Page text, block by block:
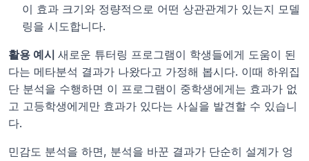
이 효과 크기와 정량적으로 어떤 상관관계가 있는지 모델
링을 시도합니다.
활용 예시 새로운 튜터링 프로그램이 학생들에게 도움이 된
다는 메타분석 결과가 나왔다고 가정해 봅시다. 이때 하위집
단 분석을 수행하면 이 프로그램이 중학생에게는 효과가 없
고 고등학생에게만 효과가 있다는 사실을 발견할 수 있습니
다.
민감도 분석을 하면, 분석을 바꾼 결과가 단순히 설계가 엉